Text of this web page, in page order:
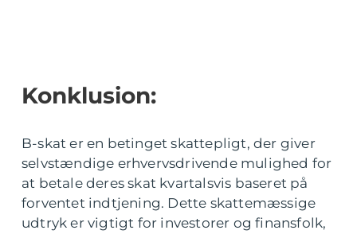
Konklusion:
B-skat er en betinget skattepligt, der giver
selvstændige erhvervsdrivende mulighed for
at betale deres skat kvartalsvis baseret på
forventet indtjening. Dette skattemæssige
udtryk er vigtigt for investorer og finansfolk,